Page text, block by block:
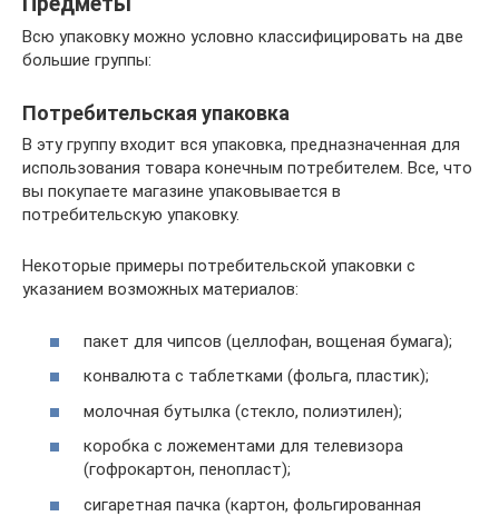
Всю упаковку можно условно классифицировать на две
большие группы:
Потребительская упаковка
В эту группу входит вся упаковка, предназначенная для
использования товара конечным потребителем. Все, что
вы покупаете магазине упаковывается в
потребительскую упаковку.
Некоторые примеры потребительской упаковки с
указанием возможных материалов:
пакет для чипсов (целлофан, вощеная бумага);
конвалюта с таблетками (фольга, пластик);
молочная бутылка (стекло, полиэтилен);
коробка с ложементами для телевизора
(гофрокартон, пенопласт);
сигаретная пачка (картон, фольгированная